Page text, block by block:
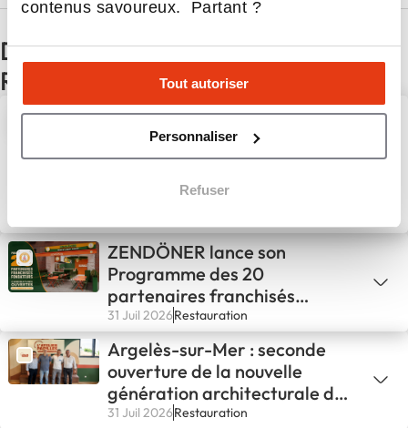
contenus savoureux. Partant ?
Tout autoriser
Personnaliser
Refuser
D'autres actualités du secteur
Restauration
Beer’s Corner poursuit son
expansion avec une première
implantation en Bretagne
ZENDÖNER lance son
Programme des 20
partenaires franchisés
fondateurs
31 Juil 2026Restauration
Argelès-sur-Mer : seconde
ouverture de la nouvelle
génération architecturale de
L'ATELIER PAPILLES !
31 Juil 2026Restauration